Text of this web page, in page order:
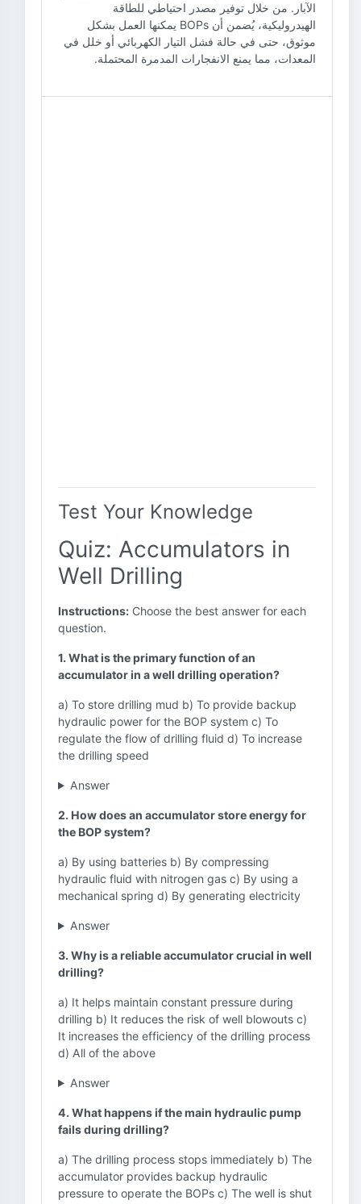
الآبار. من خلال توفير مصدر احتياطي للطاقة
الهيدروليكية، يُضمن أن BOPs يمكنها العمل بشكل
موثوق، حتى في حالة فشل التيار الكهربائي أو خلل في
المعدات، مما يمنع الانفجارات المدمرة المحتملة.
Test Your Knowledge
Quiz: Accumulators in
Well Drilling
Instructions: Choose the best answer for each
question.
1. What is the primary function of an
accumulator in a well drilling operation?
a) To store drilling mud b) To provide backup
hydraulic power for the BOP system c) To
regulate the flow of drilling fluid d) To increase
the drilling speed
Answer
2. How does an accumulator store energy for
the BOP system?
a) By using batteries b) By compressing
hydraulic fluid with nitrogen gas c) By using a
mechanical spring d) By generating electricity
Answer
3. Why is a reliable accumulator crucial in well
drilling?
a) It helps maintain constant pressure during
drilling b) It reduces the risk of well blowouts c)
It increases the efficiency of the drilling process
d) All of the above
Answer
4. What happens if the main hydraulic pump
fails during drilling?
a) The drilling process stops immediately b) The
accumulator provides backup hydraulic
pressure to operate the BOPs c) The well is shut